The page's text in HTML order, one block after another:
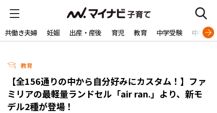
共働き夫婦 妊娠 出産・産後 育児 教育 中学受験 中学生
教育
【全156通りの中から自分好みにカスタム！】ファ
ミリアの最軽量ランドセル「air ran.」より、新モ
デル2種が登場！